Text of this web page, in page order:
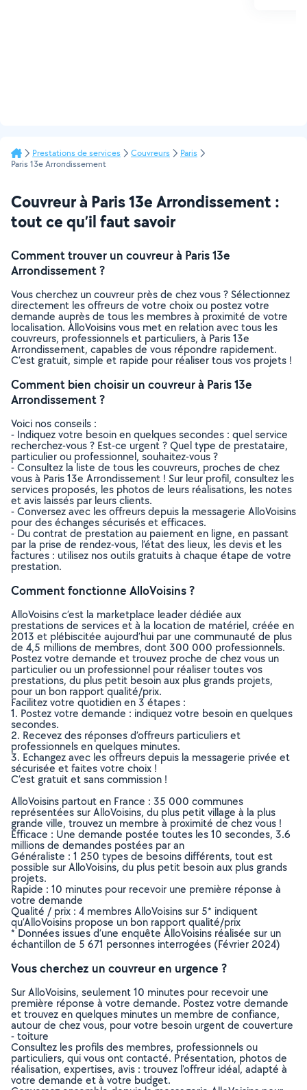
Prestations de services Couvreurs
Paris
Paris 13e Arrondissement
Couvreur à Paris 13e Arrondissement :
tout ce qu’il faut savoir
Comment trouver un couvreur à Paris 13e
Arrondissement ?
Vous cherchez un couvreur près de chez vous ? Sélectionnez
directement les offreurs de votre choix ou postez votre
demande auprès de tous les membres à proximité de votre
localisation. AlloVoisins vous met en relation avec tous les
couvreurs, professionnels et particuliers, à Paris 13e
Arrondissement, capables de vous répondre rapidement.
C’est gratuit, simple et rapide pour réaliser tous vos projets !
Comment bien choisir un couvreur à Paris 13e
Arrondissement ?
Voici nos conseils :
- Indiquez votre besoin en quelques secondes : quel service
recherchez-vous ? Est-ce urgent ? Quel type de prestataire,
particulier ou professionnel, souhaitez-vous ?
- Consultez la liste de tous les couvreurs, proches de chez
vous à Paris 13e Arrondissement ! Sur leur profil, consultez les
services proposés, les photos de leurs réalisations, les notes
et avis laissés par leurs clients.
- Conversez avec les offreurs depuis la messagerie AlloVoisins
pour des échanges sécurisés et efficaces.
- Du contrat de prestation au paiement en ligne, en passant
par la prise de rendez-vous, l’état des lieux, les devis et les
factures : utilisez nos outils gratuits à chaque étape de votre
prestation.
Comment fonctionne AlloVoisins ?
AlloVoisins c’est la marketplace leader dédiée aux
prestations de services et à la location de matériel, créée en
2013 et plébiscitée aujourd’hui par une communauté de plus
de 4,5 millions de membres, dont 300 000 professionnels.
Postez votre demande et trouvez proche de chez vous un
particulier ou un professionnel pour réaliser toutes vos
prestations, du plus petit besoin aux plus grands projets,
pour un bon rapport qualité/prix.
Facilitez votre quotidien en 3 étapes :
1. Postez votre demande : indiquez votre besoin en quelques
secondes.
2. Recevez des réponses d’offreurs particuliers et
professionnels en quelques minutes.
3. Echangez avec les offreurs depuis la messagerie privée et
sécurisée et faites votre choix !
C’est gratuit et sans commission !
AlloVoisins partout en France : 35 000 communes
représentées sur AlloVoisins, du plus petit village à la plus
grande ville, trouvez un membre à proximité de chez vous !
Efficace : Une demande postée toutes les 10 secondes, 3.6
millions de demandes postées par an
Généraliste : 1 250 types de besoins différents, tout est
possible sur AlloVoisins, du plus petit besoin aux plus grands
projets.
Rapide : 10 minutes pour recevoir une première réponse à
votre demande
Qualité / prix : 4 membres AlloVoisins sur 5* indiquent
qu’AlloVoisins propose un bon rapport qualité/prix
* Données issues d’une enquête AlloVoisins réalisée sur un
échantillon de 5 671 personnes interrogées (Février 2024)
Vous cherchez un couvreur en urgence ?
Sur AlloVoisins, seulement 10 minutes pour recevoir une
première réponse à votre demande. Postez votre demande
et trouvez en quelques minutes un membre de confiance,
autour de chez vous, pour votre besoin urgent de couverture
- toiture
Consultez les profils des membres, professionnels ou
particuliers, qui vous ont contacté. Présentation, photos de
réalisation, expertises, avis : trouvez l'offreur idéal, adapté à
votre demande et à votre budget.